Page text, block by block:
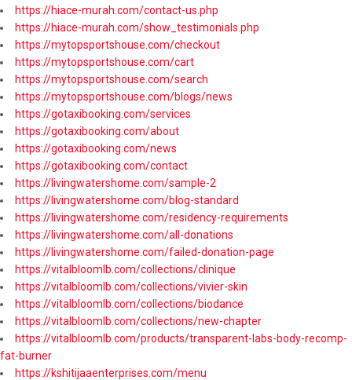
https://hiace-murah.com/contact-us.php
https://hiace-murah.com/show_testimonials.php
https://mytopsportshouse.com/checkout
https://mytopsportshouse.com/cart
https://mytopsportshouse.com/search
https://mytopsportshouse.com/blogs/news
https://gotaxibooking.com/services
https://gotaxibooking.com/about
https://gotaxibooking.com/news
https://gotaxibooking.com/contact
https://livingwatershome.com/sample-2
https://livingwatershome.com/blog-standard
https://livingwatershome.com/residency-requirements
https://livingwatershome.com/all-donations
https://livingwatershome.com/failed-donation-page
https://vitalbloomlb.com/collections/clinique
https://vitalbloomlb.com/collections/vivier-skin
https://vitalbloomlb.com/collections/biodance
https://vitalbloomlb.com/collections/new-chapter
https://vitalbloomlb.com/products/transparent-labs-body-recomp-
fat-burner
https://kshitijaaenterprises.com/menu